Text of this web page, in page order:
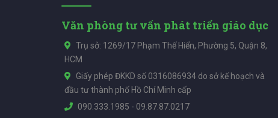
Văn phòng tư vấn phát triển giáo dục
Trụ sở: 1269/17 Phạm Thế Hiển, Phường 5, Quận 8,
HCM
Giấy phép ĐKKD số 0316086934 do sở kế hoạch và
đầu tư thành phố Hồ Chí Minh cấp
090.333.1985 - 09.87.87.0217